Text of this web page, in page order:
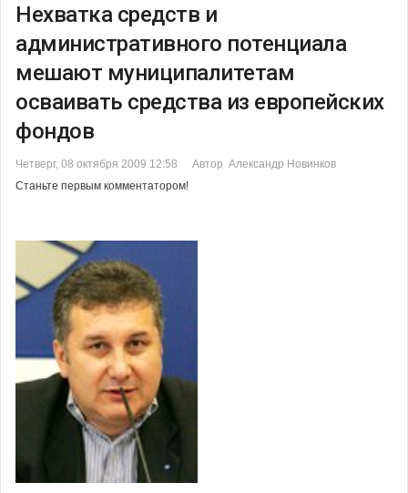
Нехватка средств и
административного потенциала
мешают муниципалитетам
осваивать средства из европейских
фондов
Четверг, 08 октября 2009 12:58
Автор Александр Новинков
Станьте первым комментатором!